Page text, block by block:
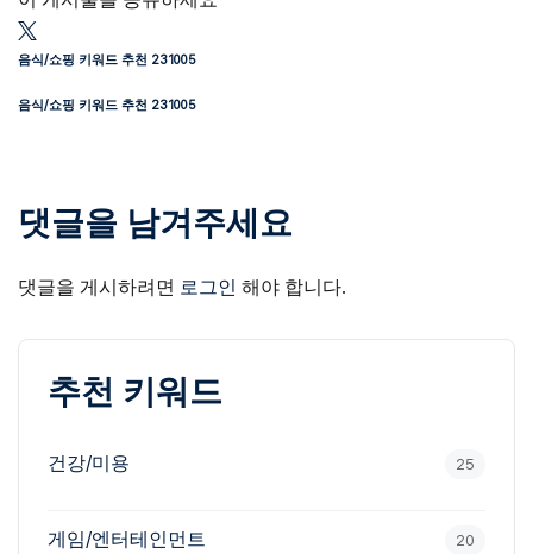
음식/쇼핑 키워드 추천 231005
음식/쇼핑 키워드 추천 231005
댓글을 남겨주세요
댓글을 게시하려면 로그인 해야 합니다.
추천 키워드
건강/미용 25
게임/엔터테인먼트 20